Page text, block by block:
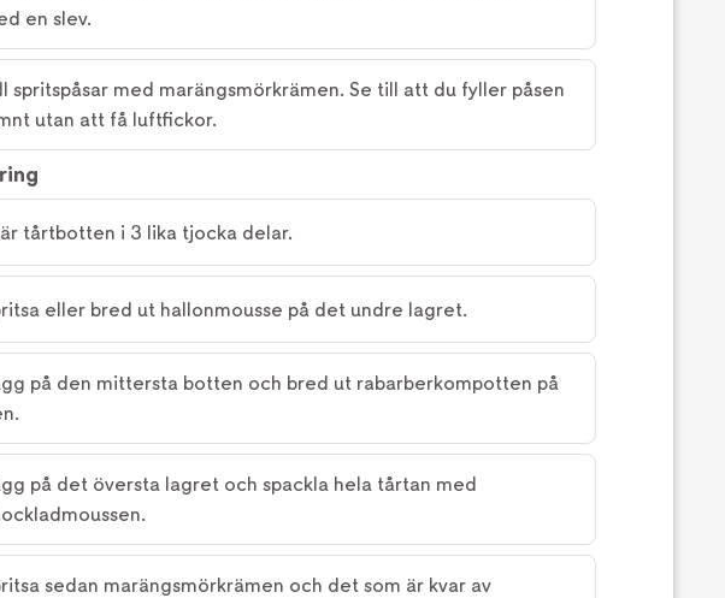
en slev.
spritspåsar med marängsmörkrämen. Se till att du fyller påsen
utan att få luftfickor.
tårtbotten i 3 lika tjocka delar.
eller bred ut hallonmousse på det undre lagret.
på den mittersta botten och bred ut rabarberkompotten på
på det översta lagret och spackla hela tårtan med
sedan marängsmörkrämen och det som är kvar av